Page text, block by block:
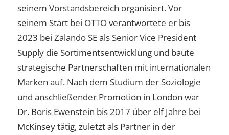
seinem Vorstandsbereich organisiert. Vor
seinem Start bei OTTO verantwortete er bis
2023 bei Zalando SE als Senior Vice President
Supply die Sortimentsentwicklung und baute
strategische Partnerschaften mit internationalen
Marken auf. Nach dem Studium der Soziologie
und anschließender Promotion in London war
Dr. Boris Ewenstein bis 2017 über elf Jahre bei
McKinsey tätig, zuletzt als Partner in der